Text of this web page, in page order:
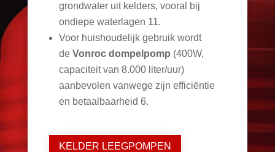
grondwater uit kelders, vooral bij
ondiepe waterlagen 11.
Voor huishoudelijk gebruik wordt
de Vonroc dompelpomp (400W,
capaciteit van 8.000 liter/uur)
aanbevolen vanwege zijn efficiëntie
en betaalbaarheid 6.
KELDER LEEGPOMPEN